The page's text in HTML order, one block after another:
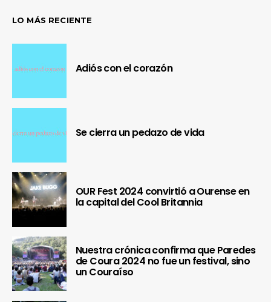
LO MÁS RECIENTE
Adiós con el corazón
Se cierra un pedazo de vida
OUR Fest 2024 convirtió a Ourense en
la capital del Cool Britannia
Nuestra crónica confirma que Paredes
de Coura 2024 no fue un festival, sino
un Couraíso